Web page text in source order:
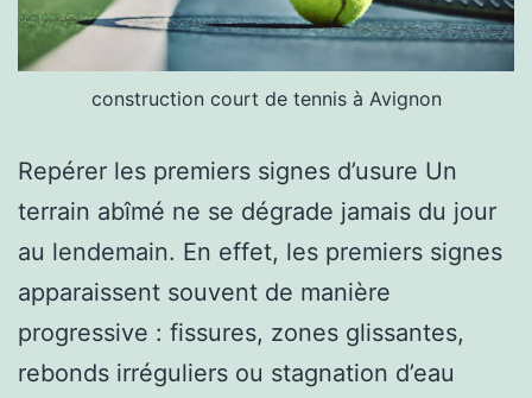
construction court de tennis à Avignon
Repérer les premiers signes d’usure Un
terrain abîmé ne se dégrade jamais du jour
au lendemain. En effet, les premiers signes
apparaissent souvent de manière
progressive : fissures, zones glissantes,
rebonds irréguliers ou stagnation d’eau